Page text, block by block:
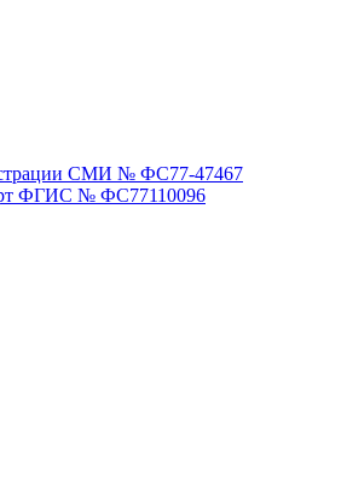
СМИ № ФС77-47467
ФГИС № ФС77110096